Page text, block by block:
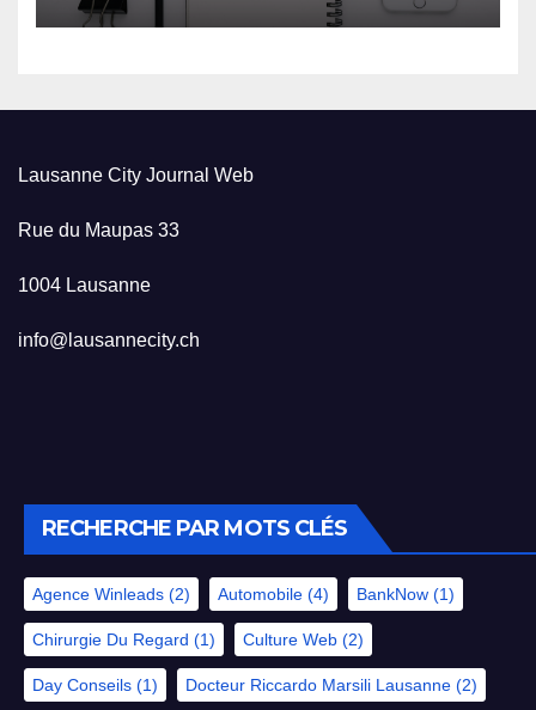
Lausanne City Journal Web
Rue du Maupas 33
1004 Lausanne
info@lausannecity.ch
RECHERCHE PAR MOTS CLÉS
Agence Winleads (2) Automobile (4) BankNow (1)
Chirurgie Du Regard (1) Culture Web (2)
Day Conseils (1) Docteur Riccardo Marsili Lausanne (2)